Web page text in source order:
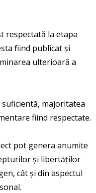
respectată la etapa
fiind publicat și
ulterioară a
majoritatea
fiind respectate.
pot genera anumite
și libertăților
cât și din aspectul